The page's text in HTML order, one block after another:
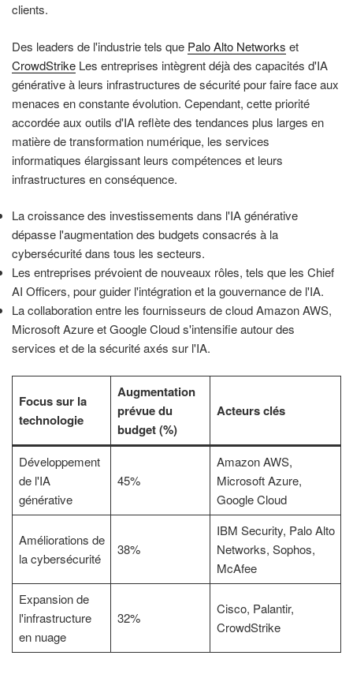
clients.
Des leaders de l'industrie tels que Palo Alto Networks et
CrowdStrike Les entreprises intègrent déjà des capacités d'IA
générative à leurs infrastructures de sécurité pour faire face aux
menaces en constante évolution. Cependant, cette priorité
accordée aux outils d'IA reflète des tendances plus larges en
matière de transformation numérique, les services
informatiques élargissant leurs compétences et leurs
infrastructures en conséquence.
La croissance des investissements dans l'IA générative
dépasse l'augmentation des budgets consacrés à la
cybersécurité dans tous les secteurs.
Les entreprises prévoient de nouveaux rôles, tels que les Chief
AI Officers, pour guider l'intégration et la gouvernance de l'IA.
La collaboration entre les fournisseurs de cloud Amazon AWS,
Microsoft Azure et Google Cloud s'intensifie autour des
services et de la sécurité axés sur l'IA.
Focus sur la
technologie
Augmentation
prévue du
budget (%)
Acteurs clés
Développement
de l'IA
générative
45%
Amazon AWS,
Microsoft Azure,
Google Cloud
Améliorations de
la cybersécurité
38%
IBM Security, Palo Alto
Networks, Sophos,
McAfee
Expansion de
l'infrastructure
en nuage
32%
Cisco, Palantir,
CrowdStrike